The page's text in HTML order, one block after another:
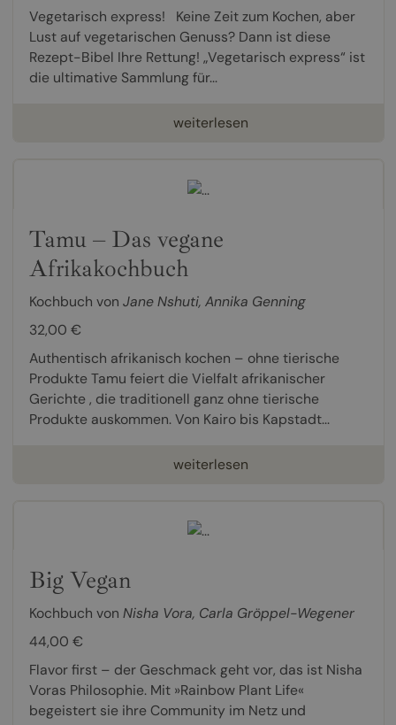
Vegetarisch express! Keine Zeit zum Kochen, aber
Lust auf vegetarischen Genuss? Dann ist diese
Rezept-Bibel Ihre Rettung! „Vegetarisch express“ ist
die ultimative Sammlung für...
weiterlesen
Tamu – Das vegane
Afrikakochbuch
Kochbuch von Jane Nshuti, Annika Genning
32,00 €
Authentisch afrikanisch kochen – ohne tierische
Produkte Tamu feiert die Vielfalt afrikanischer
Gerichte , die traditionell ganz ohne tierische
Produkte auskommen. Von Kairo bis Kapstadt...
weiterlesen
Big Vegan
Kochbuch von Nisha Vora, Carla Gröppel-Wegener
44,00 €
Flavor first – der Geschmack geht vor, das ist Nisha
Voras Philosophie. Mit »Rainbow Plant Life«
begeistert sie ihre Community im Netz und